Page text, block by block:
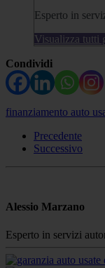
Esperto in
Visualizza tutti
Condividi
finanziamento auto
Precedente
Successivo
Alessio Marzano
Esperto in servizi